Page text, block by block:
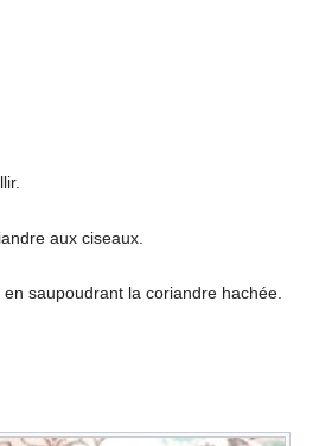
aux ciseaux.
saupoudrant la coriandre hachée.